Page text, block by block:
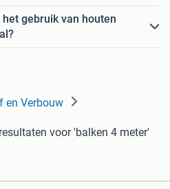
gebruik van houten
en Verbouw
voor 'balken 4 meter'